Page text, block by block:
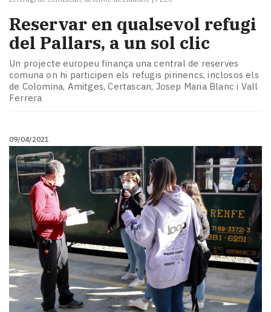
​Reservar en qualsevol refugi
del Pallars, a un sol clic
Un projecte europeu finança una central de reserves
comuna on hi participen els refugis pirinencs, inclosos els
de Colomina, Amitges, Certascan, Josep Maria Blanc i Vall
Ferrera
09/04/2021